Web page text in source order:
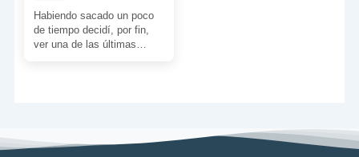
Habiendo sacado un poco
de tiempo decidí, por fin,
ver una de las últimas